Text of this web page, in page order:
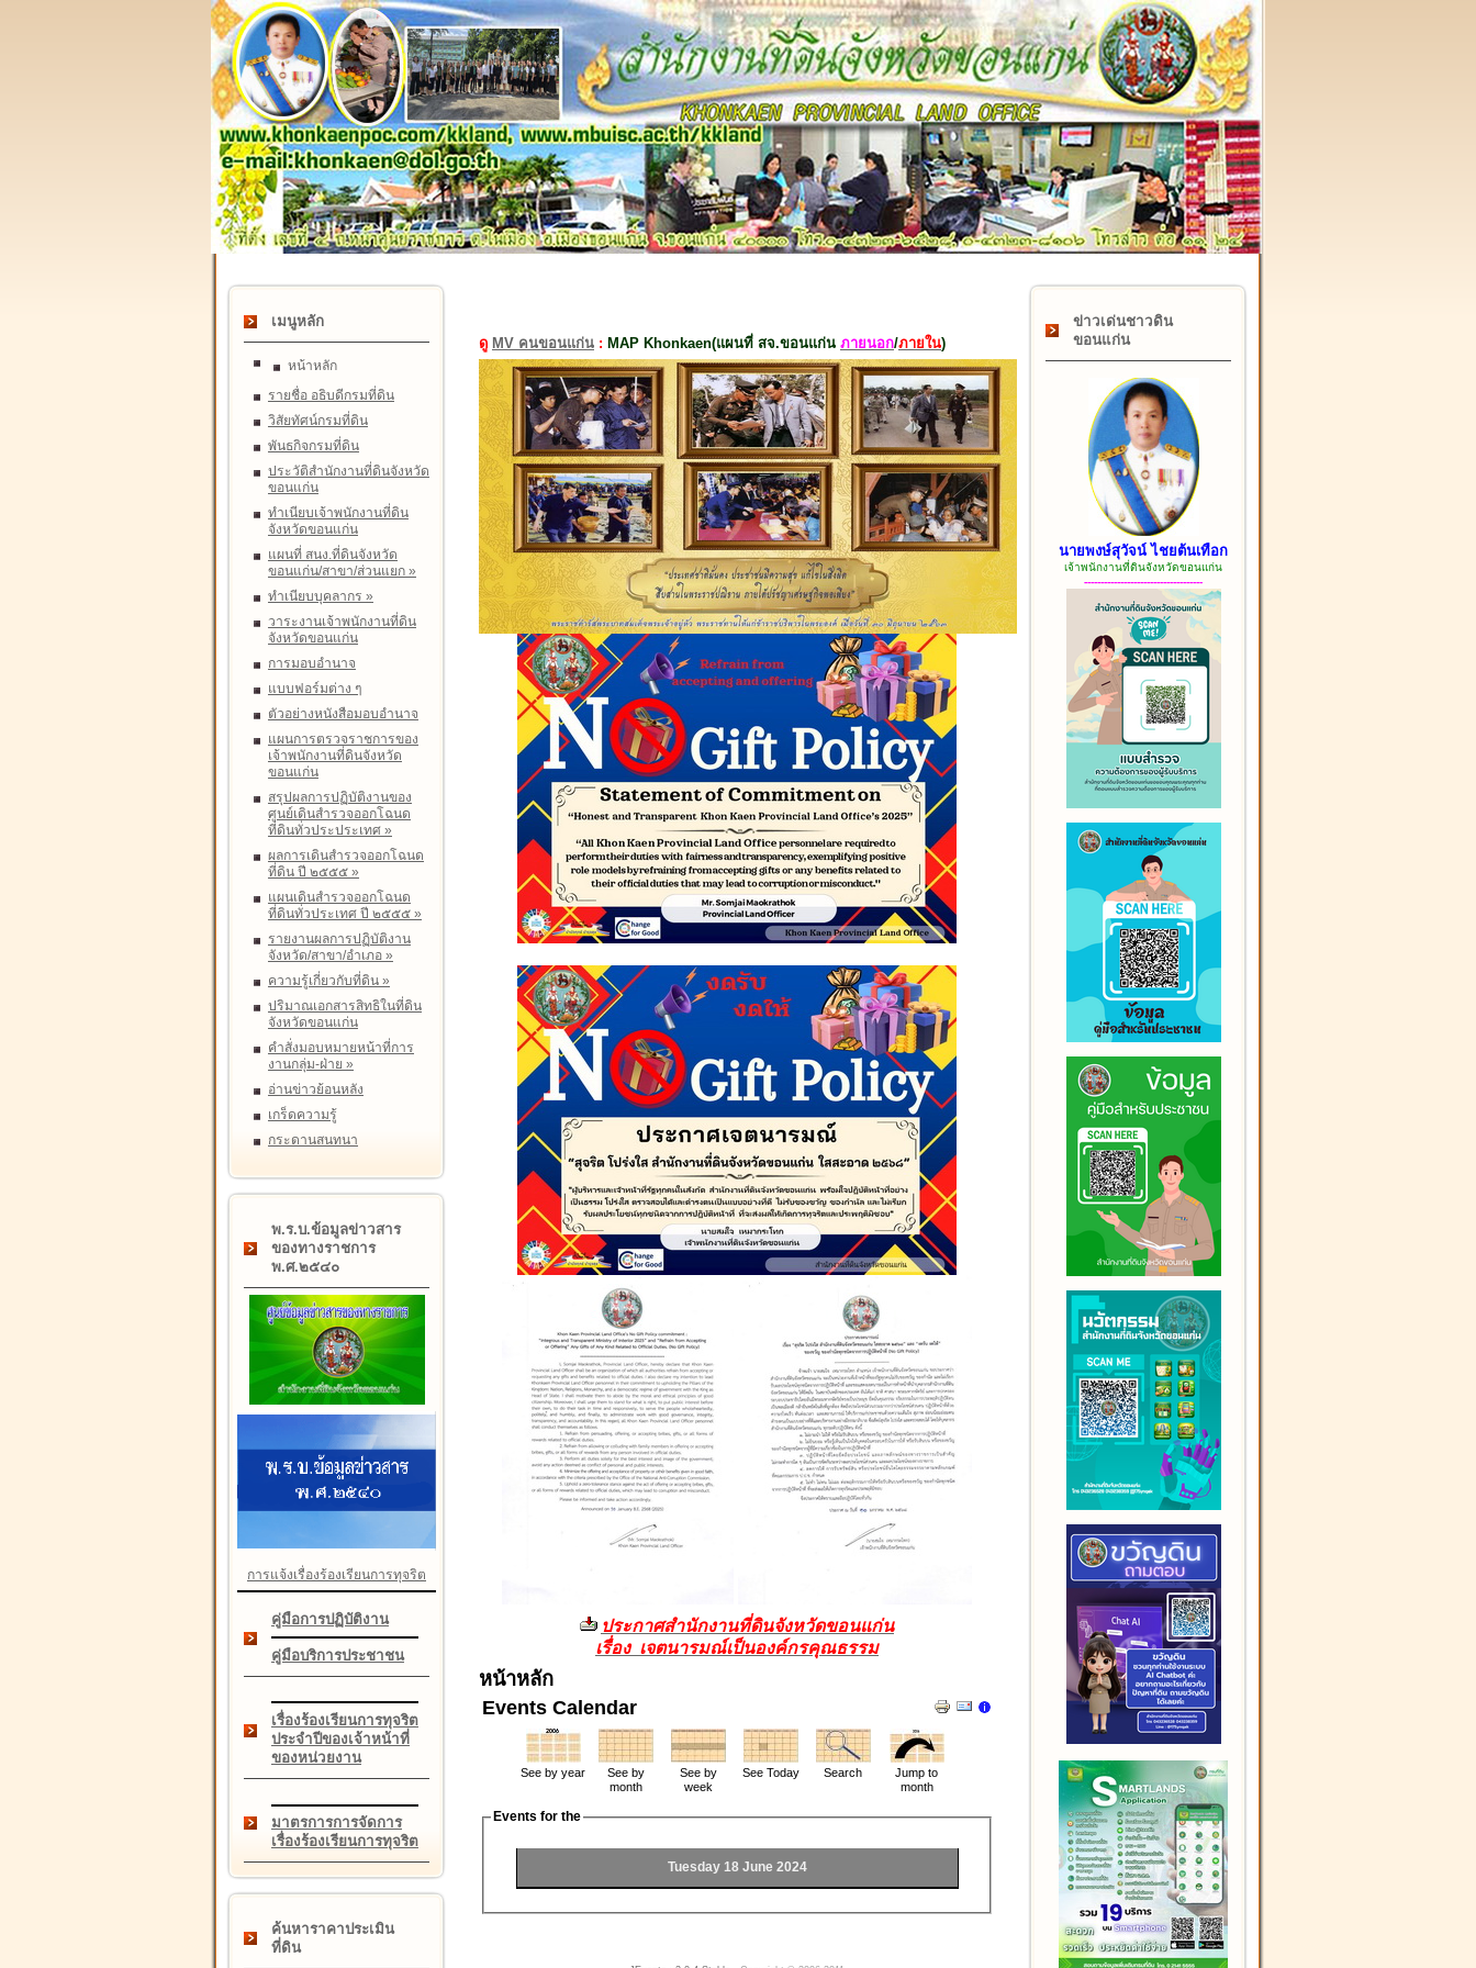
เมนูหลัก
หน้าหลัก
รายชื่อ อธิบดีกรมที่ดิน
วิสัยทัศน์กรมที่ดิน
พันธกิจกรมที่ดิน
ประวัติสำนักงานที่ดินจังหวัด
ขอนแก่น
ทำเนียบเจ้าพนักงานที่ดิน
จังหวัดขอนแก่น
แผนที่ สนง.ที่ดินจังหวัด
ขอนแก่น/สาขา/ส่วนแยก »
ทำเนียบบุคลากร »
วาระงานเจ้าพนักงานที่ดิน
จังหวัดขอนแก่น
การมอบอำนาจ
แบบฟอร์มต่าง ๆ
ตัวอย่างหนังสือมอบอำนาจ
แผนการตรวจราชการของ
เจ้าพนักงานที่ดินจังหวัด
ขอนแก่น
สรุปผลการปฏิบัติงานของ
ศูนย์เดินสำรวจออกโฉนด
ที่ดินทั่วประประเทศ »
ผลการเดินสำรวจออกโฉนด
ที่ดิน ปี ๒๕๕๕ »
แผนเดินสำรวจออกโฉนด
ที่ดินทั่วประเทศ ปี ๒๕๕๕ »
รายงานผลการปฏิบัติงาน
จังหวัด/สาขา/อำเภอ »
ความรู้เกี่ยวกับที่ดิน »
ปริมาณเอกสารสิทธิในที่ดิน
จังหวัดขอนแก่น
คำสั่งมอบหมายหน้าที่การ
งานกลุ่ม-ฝ่าย »
อ่านข่าวย้อนหลัง
เกร็ดความรู้
กระดานสนทนา
พ.ร.บ.ข้อมูลข่าวสาร
ของทางราชการ
พ.ศ.๒๕๔๐
การแจ้งเรื่องร้องเรียนการทุจริต
คู่มือการปฏิบัติงาน
คู่มือบริการประชาชน
เรื่องร้องเรียนการทุจริต
ประจำปีของเจ้าหน้าที่
ของหน่วยงาน
มาตรการการจัดการ
เรื่องร้องเรียนการทุจริต
ค้นหาราคาประเมิน
ที่ดิน
๑๗ กุมภาพันธ์ "วันคล้ายวันสถาปนากรมที่ดิน" ครบรอบ ๑๒๒
ดู MV คนขอนแก่น : MAP Khonkaen(แผนที่ สจ.ขอนแก่น ภายนอก/ภายใน)
ประกาศสำนักงานที่ดินจังหวัดขอนแก่น
เรื่อง เจตนารมณ์เป็นองค์กรคุณธรรม
หน้าหลัก
Events Calendar
See by year
See by
month
See by
week
See Today Search
Jump to
month
Events for the
Tuesday 18 June 2024
ข่าวเด่นชาวดิน
ขอนแก่น
นายพงษ์สุวัจน์ ไชยต้นเทือก
เจ้าพนักงานที่ดินจังหวัดขอนแก่น
------------------------------------